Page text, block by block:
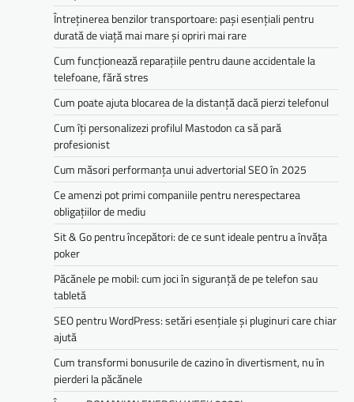
Întreținerea benzilor transportoare: pași esențiali pentru
durată de viață mai mare și opriri mai rare
Cum funcționează reparațiile pentru daune accidentale la
telefoane, fără stres
Cum poate ajuta blocarea de la distanță dacă pierzi telefonul
Cum îți personalizezi profilul Mastodon ca să pară
profesionist
Cum măsori performanța unui advertorial SEO în 2025
Ce amenzi pot primi companiile pentru nerespectarea
obligațiilor de mediu­­
Sit & Go pentru începători: de ce sunt ideale pentru a învăța
poker
Păcănele pe mobil: cum joci în siguranță de pe telefon sau
tabletă
SEO pentru WordPress: setări esențiale și pluginuri care chiar
ajută
Cum transformi bonusurile de cazino în divertisment, nu în
pierderi la păcănele